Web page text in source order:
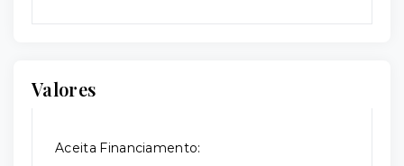
Valores
Aceita Financiamento: